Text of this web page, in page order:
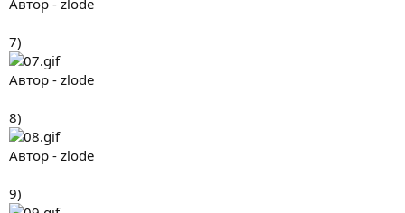
Автор - zlode
7)
Автор - zlode
8)
Автор - zlode
9)